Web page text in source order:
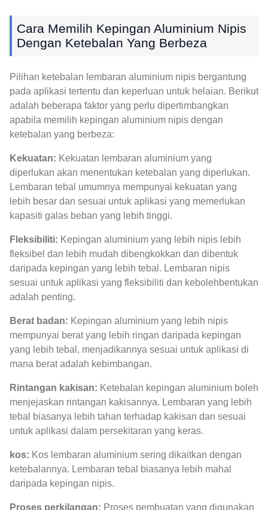
Cara Memilih Kepingan Aluminium Nipis
Dengan Ketebalan Yang Berbeza
Pilihan ketebalan lembaran aluminium nipis bergantung
pada aplikasi tertentu dan keperluan untuk helaian. Berikut
adalah beberapa faktor yang perlu dipertimbangkan
apabila memilih kepingan aluminium nipis dengan
ketebalan yang berbeza:
Kekuatan: Kekuatan lembaran aluminium yang
diperlukan akan menentukan ketebalan yang diperlukan.
Lembaran tebal umumnya mempunyai kekuatan yang
lebih besar dan sesuai untuk aplikasi yang memerlukan
kapasiti galas beban yang lebih tinggi.
Fleksibiliti: Kepingan aluminium yang lebih nipis lebih
fleksibel dan lebih mudah dibengkokkan dan dibentuk
daripada kepingan yang lebih tebal. Lembaran nipis
sesuai untuk aplikasi yang fleksibiliti dan kebolehbentukan
adalah penting.
Berat badan: Kepingan aluminium yang lebih nipis
mempunyai berat yang lebih ringan daripada kepingan
yang lebih tebal, menjadikannya sesuai untuk aplikasi di
mana berat adalah kebimbangan.
Rintangan kakisan: Ketebalan kepingan aluminium boleh
menjejaskan rintangan kakisannya. Lembaran yang lebih
tebal biasanya lebih tahan terhadap kakisan dan sesuai
untuk aplikasi dalam persekitaran yang keras.
kos: Kos lembaran aluminium sering dikaitkan dengan
ketebalannya. Lembaran tebal biasanya lebih mahal
daripada kepingan nipis.
Proses perkilangan: Proses pembuatan yang digunakan